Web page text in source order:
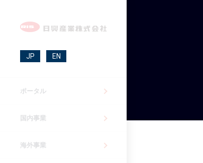
JP EN
ポータル
国内事業
海外事業